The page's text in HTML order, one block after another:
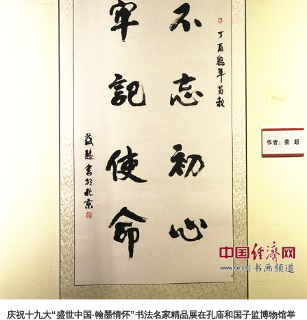
庆祝十九大“盛世中国·翰墨情怀”书法名家精品展在孔庙和国子监博物馆举